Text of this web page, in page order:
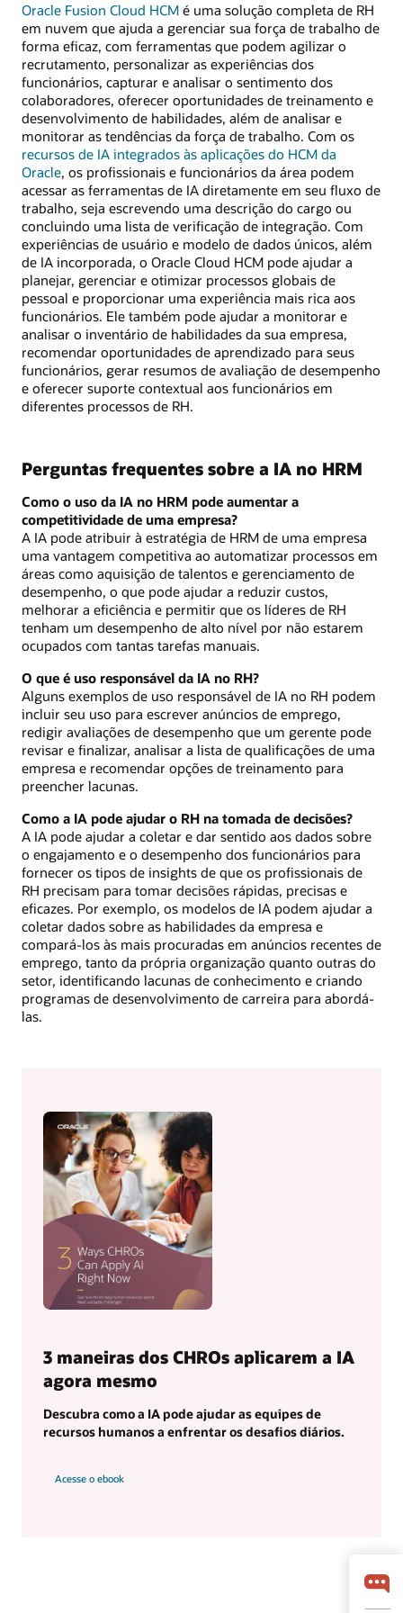
Oracle Fusion Cloud HCM é uma solução completa de RH
em nuvem que ajuda a gerenciar sua força de trabalho de
forma eficaz, com ferramentas que podem agilizar o
recrutamento, personalizar as experiências dos
funcionários, capturar e analisar o sentimento dos
colaboradores, oferecer oportunidades de treinamento e
desenvolvimento de habilidades, além de analisar e
monitorar as tendências da força de trabalho. Com os
recursos de IA integrados às aplicações do HCM da
Oracle, os profissionais e funcionários da área podem
acessar as ferramentas de IA diretamente em seu fluxo de
trabalho, seja escrevendo uma descrição do cargo ou
concluindo uma lista de verificação de integração. Com
experiências de usuário e modelo de dados únicos, além
de IA incorporada, o Oracle Cloud HCM pode ajudar a
planejar, gerenciar e otimizar processos globais de
pessoal e proporcionar uma experiência mais rica aos
funcionários. Ele também pode ajudar a monitorar e
analisar o inventário de habilidades da sua empresa,
recomendar oportunidades de aprendizado para seus
funcionários, gerar resumos de avaliação de desempenho
e oferecer suporte contextual aos funcionários em
diferentes processos de RH.
Perguntas frequentes sobre a IA no HRM
Como o uso da IA no HRM pode aumentar a
competitividade de uma empresa?
A IA pode atribuir à estratégia de HRM de uma empresa
uma vantagem competitiva ao automatizar processos em
áreas como aquisição de talentos e gerenciamento de
desempenho, o que pode ajudar a reduzir custos,
melhorar a eficiência e permitir que os líderes de RH
tenham um desempenho de alto nível por não estarem
ocupados com tantas tarefas manuais.
O que é uso responsável da IA no RH?
Alguns exemplos de uso responsável de IA no RH podem
incluir seu uso para escrever anúncios de emprego,
redigir avaliações de desempenho que um gerente pode
revisar e finalizar, analisar a lista de qualificações de uma
empresa e recomendar opções de treinamento para
preencher lacunas.
Como a IA pode ajudar o RH na tomada de decisões?
A IA pode ajudar a coletar e dar sentido aos dados sobre
o engajamento e o desempenho dos funcionários para
fornecer os tipos de insights de que os profissionais de
RH precisam para tomar decisões rápidas, precisas e
eficazes. Por exemplo, os modelos de IA podem ajudar a
coletar dados sobre as habilidades da empresa e
compará-los às mais procuradas em anúncios recentes de
emprego, tanto da própria organização quanto outras do
setor, identificando lacunas de conhecimento e criando
programas de desenvolvimento de carreira para abordá-
las.
3 maneiras dos CHROs aplicarem a IA
agora mesmo
Descubra como a IA pode ajudar as equipes de
recursos humanos a enfrentar os desafios diários.
Acesse o ebook